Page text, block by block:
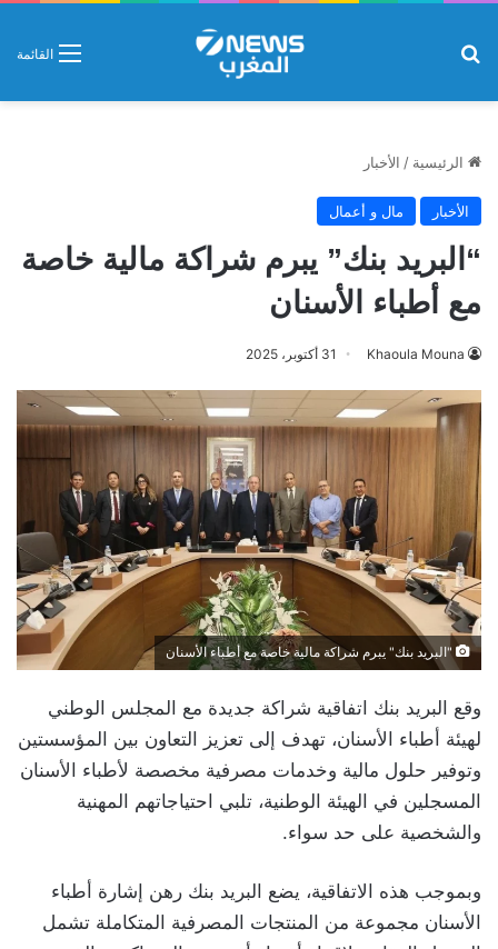
القائمة
الرئيسية / الأخبار
الأخبار مال و أعمال
“البريد بنك” يبرم شراكة مالية خاصة
مع أطباء الأسنان
Khaoula Mouna 31 أكتوبر، 2025
"البريد بنك" يبرم شراكة مالية خاصة مع أطباء الأسنان
وقع البريد بنك اتفاقية شراكة جديدة مع المجلس الوطني
لهيئة أطباء الأسنان، تهدف إلى تعزيز التعاون بين المؤسستين
وتوفير حلول مالية وخدمات مصرفية مخصصة لأطباء الأسنان
المسجلين في الهيئة الوطنية، تلبي احتياجاتهم المهنية
والشخصية على حد سواء.
وبموجب هذه الاتفاقية، يضع البريد بنك رهن إشارة أطباء
الأسنان مجموعة من المنتجات المصرفية المتكاملة تشمل